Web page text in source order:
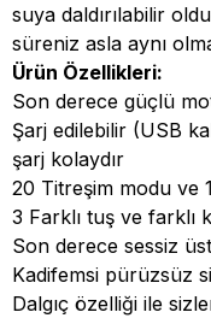
suya daldırılabilir
süreniz asla aynı
Ürün Özellikleri:
Son derece güçlü
Şarj edilebilir (USB
şarj kolaydır
20 Titreşim modu ve
3 Farklı tuş ve farklı
Son derece sessiz
Kadifemsi pürüzsüz
Dalgıç özelliği ile